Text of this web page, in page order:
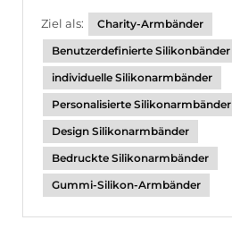
Ziel als:
Charity-Armbänder
Benutzerdefinierte Silikonbänder
individuelle Silikonarmbänder
Personalisierte Silikonarmbänder
Design Silikonarmbänder
Bedruckte Silikonarmbänder
Gummi-Silikon-Armbänder